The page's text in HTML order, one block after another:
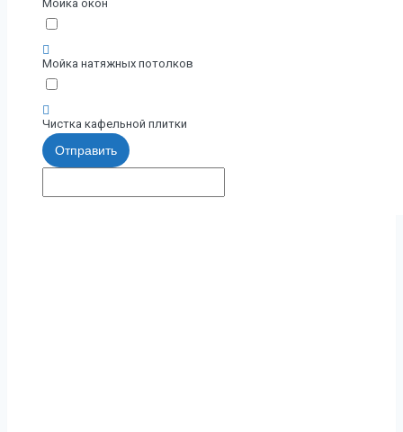
Мойка окон
Мойка натяжных потолков
Чистка кафельной плитки
Отправить